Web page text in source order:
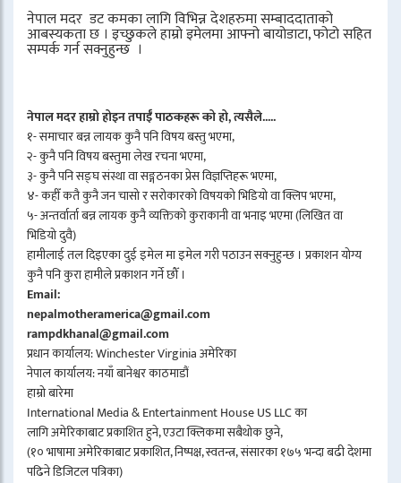
नेपाल मदर डट कमका लागि विभिन्न देशहरुमा सम्बाददाताको
आबस्यकता छ । इच्छुकले हाम्रो इमेलमा आफ्नो बायोडाटा, फोटो सहित
सम्पर्क गर्न सक्नुहुन्छ ।
नेपाल मदर हाम्रो होइन तपाईँ पाठकहरू को हो, त्यसैले.....
१- समाचार बन्न लायक कुनै पनि विषय बस्तु भएमा,
२- कुनै पनि विषय बस्तुमा लेख रचना भएमा,
३- कुनै पनि सङ्घ संस्था वा सङ्गठनका प्रेस विज्ञप्तिहरू भएमा,
४- कहीँ कतै कुनै जन चासो र सरोकारको विषयको भिडियो वा क्लिप भएमा,
५- अन्तर्वार्ता बन्न लायक कुनै व्यक्तिको कुराकानी वा भनाइ भएमा (लिखित वा
भिडियो दुवै)
हामीलाई तल दिइएका दुई इमेल मा इमेल गरी पठाउन सक्नुहुन्छ । प्रकाशन योग्य
कुनै पनि कुरा हामीले प्रकाशन गर्ने छौँ ।
Email:
nepalmotheramerica@gmail.com
rampdkhanal@gmail.com
प्रधान कार्यालय: Winchester Virginia अमेरिका
नेपाल कार्यालय: नयाँ बानेश्वर काठमाडौं
हाम्रो बारेमा
International Media & Entertainment House US LLC का
लागि अमेरिकाबाट प्रकाशित हुने, एउटा क्लिकमा सबैथोक छुने,
(१० भाषामा अमेरिकाबाट प्रकाशित, निष्पक्ष, स्वतन्त्र, संसारका १७५ भन्दा बढी देशमा
पढिने डिजिटल पत्रिका)